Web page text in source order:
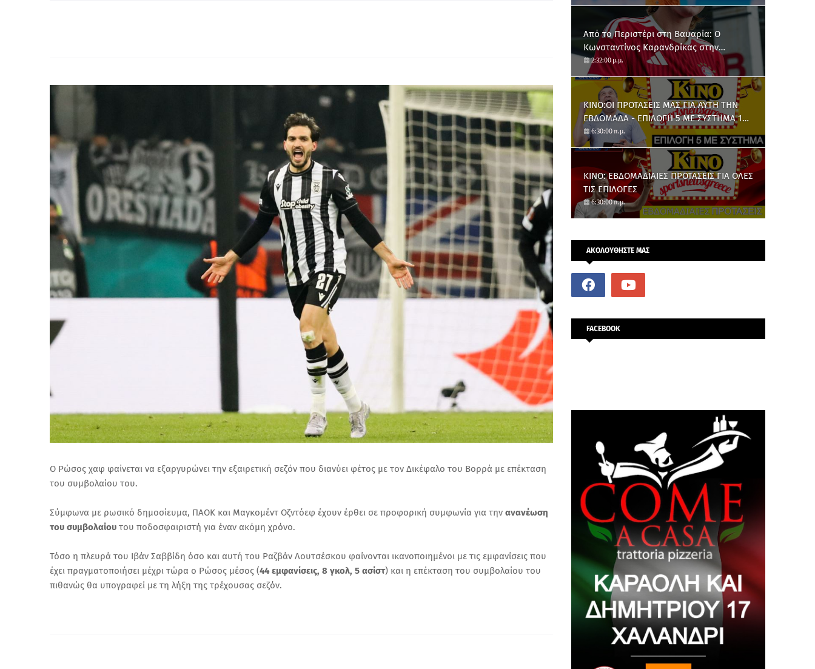
Ο Ρώσος χαφ φαίνεται να εξαργυρώνει την εξαιρετική σεζόν που διανύει φέτος με τον Δικέφαλο του Βορρά με επέκταση
του συμβολαίου του.
Σύμφωνα με ρωσικό δημοσίευμα, ΠΑΟΚ και Μαγκομέντ Οζντόεφ έχουν έρθει σε προφορική συμφωνία για την ανανέωση
του συμβολαίου του ποδοσφαιριστή για έναν ακόμη χρόνο.
Τόσο η πλευρά του Ιβάν Σαββίδη όσο και αυτή του Ραζβάν Λουτσέσκου φαίνονται ικανοποιημένοι με τις εμφανίσεις που
έχει πραγματοποιήσει μέχρι τώρα ο Ρώσος μέσος (44 εμφανίσεις, 8 γκολ, 5 ασίστ) και η επέκταση του συμβολαίου του
πιθανώς θα υπογραφεί με τη λήξη της τρέχουσας σεζόν.
Από το Περιστέρι στη Βαυαρία: O
Κωνσταντίνος Καρανδρίκας στην
Μπάγερν Μονάχου
2:32:00 μ.μ.
ΚΙΝΟ:ΟΙ ΠΡΟΤΑΣΕΙΣ ΜΑΣ ΓΙΑ ΑΥΤΗ ΤΗΝ
ΕΒΔΟΜΑΔΑ - ΕΠΙΛΟΓΗ 5 ΜΕ ΣΥΣΤΗΜΑ 10
ΑΡΙΘΜΩΝ
6:30:00 π.μ.
ΚΙΝΟ: ΕΒΔΟΜΑΔΙΑΙΕΣ ΠΡΟΤΑΣΕΙΣ ΓΙΑ ΟΛΕΣ
ΤΙΣ ΕΠΙΛΟΓΕΣ
6:30:00 π.μ.
ΑΚΟΛΟΥΘΗΣΤΕ ΜΑΣ
FACEBOOK